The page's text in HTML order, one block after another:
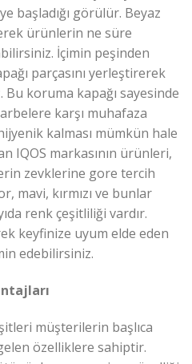
başladığı görülür. Beyaz
ürünlerin ne süre
İçimin peşinden
parçasını yerleştirerek
koruma kapağı sayesinde
karşı muhafaza
kalması mümkün hale
IQOS markasının ürünleri,
zevklerine gore tercih
mavi, kırmızı ve bunlar
renk çeşitliliği vardır.
keyfinize uyum elde eden
edebilirsiniz.
müşterilerin başlıca
özelliklere sahiptir.